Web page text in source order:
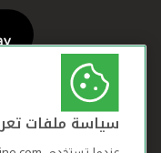
سياسة ملفات